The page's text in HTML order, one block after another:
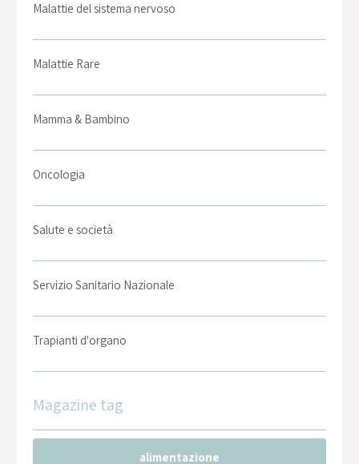
Malattie del sistema nervoso
Malattie Rare
Mamma & Bambino
Oncologia
Salute e società
Servizio Sanitario Nazionale
Trapianti d'organo
Magazine tag
alimentazione